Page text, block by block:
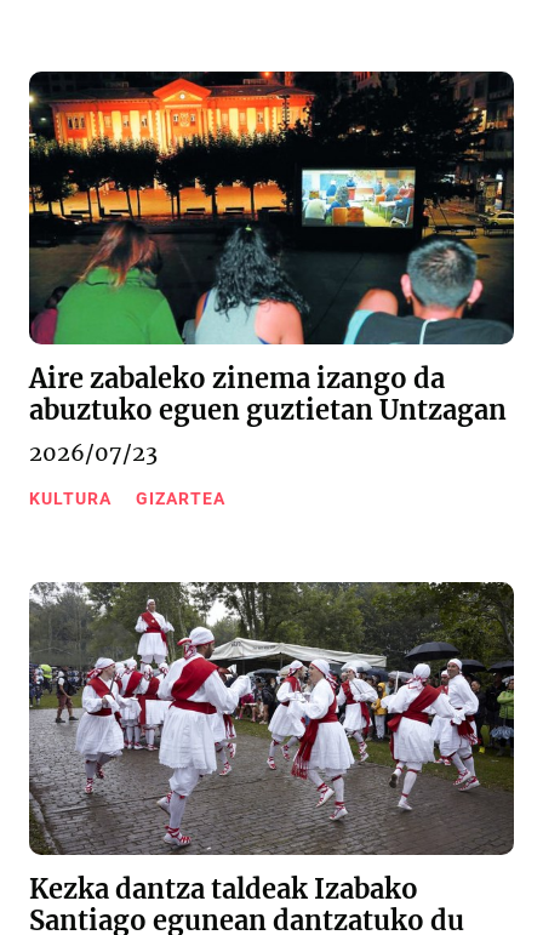
Aire zabaleko zinema izango da
abuztuko eguen guztietan Untzagan
2026/07/23
KULTURA GIZARTEA
Kezka dantza taldeak Izabako
Santiago egunean dantzatuko du